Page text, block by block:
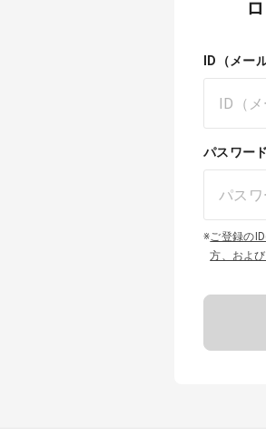
ID（メー
パスワード
※ご登録の
方、およ